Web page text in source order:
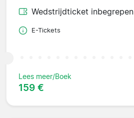
Wedstrijdticket inbegrepen
E-Tickets
Lees meer/Boek
159 €